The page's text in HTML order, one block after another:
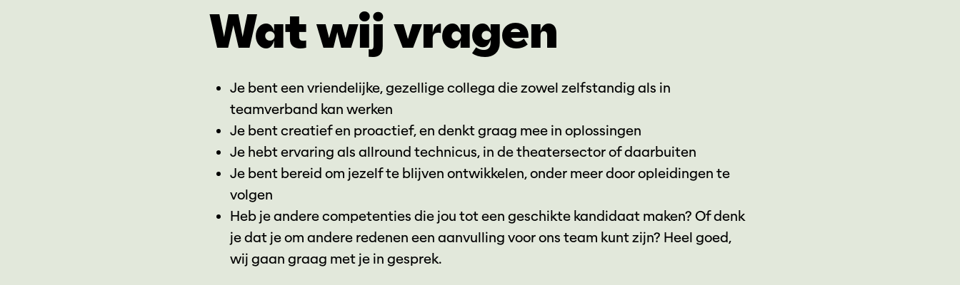
Wat wij vragen
Je bent een vriendelijke, gezellige collega die zowel zelfstandig als in
teamverband kan werken
Je bent creatief en proactief, en denkt graag mee in oplossingen
Je hebt ervaring als allround technicus, in de theatersector of daarbuiten
Je bent bereid om jezelf te blijven ontwikkelen, onder meer door opleidingen te
volgen
Heb je andere competenties die jou tot een geschikte kandidaat maken? Of denk
je dat je om andere redenen een aanvulling voor ons team kunt zijn? Heel goed,
wij gaan graag met je in gesprek.